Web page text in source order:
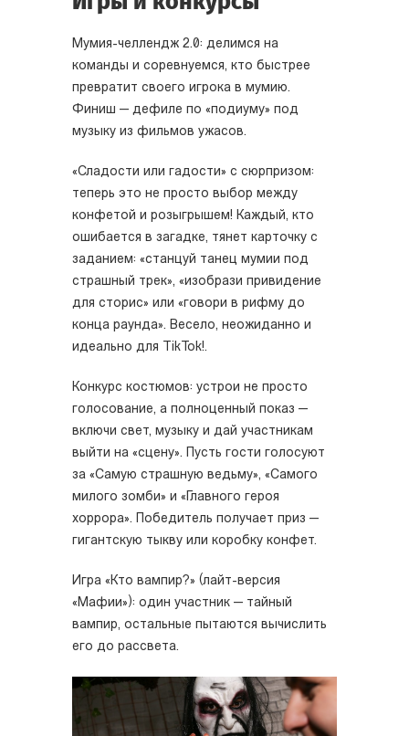
Мумия-челлендж 2.0: делимся на
команды и соревнуемся, кто быстрее
превратит своего игрока в мумию.
Финиш — дефиле по «подиуму» под
музыку из фильмов ужасов.
«Сладости или гадости» с сюрпризом:
теперь это не просто выбор между
конфетой и розыгрышем! Каждый, кто
ошибается в загадке, тянет карточку с
заданием: «станцуй танец мумии под
страшный трек», «изобрази привидение
для сторис» или «говори в рифму до
конца раунда». Весело, неожиданно и
идеально для TikTok!.
Конкурс костюмов: устрои не просто
голосование, а полноценный показ —
включи свет, музыку и дай участникам
выйти на «сцену». Пусть гости голосуют
за «Самую страшную ведьму», «Самого
милого зомби» и «Главного героя
хоррора». Победитель получает приз —
гигантскую тыкву или коробку конфет.
Игра «Кто вампир?» (лайт-версия
«Мафии»): один участник — тайный
вампир, остальные пытаются вычислить
его до рассвета.